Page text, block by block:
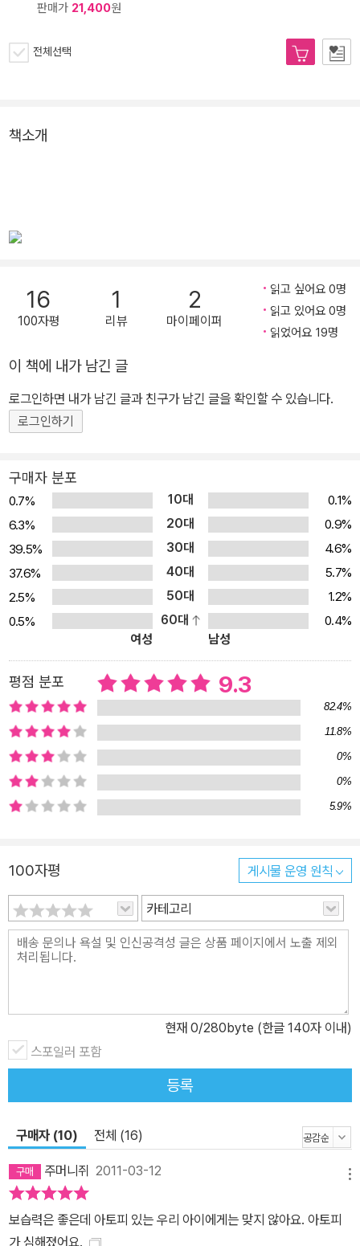
판매가 21,400원
전체선택
책소개
16
100자평
1
리뷰
2
마이페이퍼
읽고 싶어요 0명
읽고 있어요 0명
읽었어요 19명
이 책에 내가 남긴 글
로그인하면 내가 남긴 글과 친구가 남긴 글을 확인할 수 있습니다.
로그인하기
구매자 분포
0.7% 10대
0.1%
6.3%
20대
0.9%
39.5%
30대
4.6%
37.6%
40대
5.7%
2.5%
50대
1.2%
0.5%
60대
0.4%
여성
남성
평점 분포 9.3
82.4%
11.8%
0%
0%
5.9%
100자평 게시물 운영 원칙
카테고리
현재 0/280byte (한글 140자 이내)
스포일러 포함
등록
구매자 (10) 전체 (16)
주머니쥐 2011-03-12
보습력은 좋은데 아토피 있는 우리 아이에게는 맞지 않아요. 아토피
가 심해졌어요.